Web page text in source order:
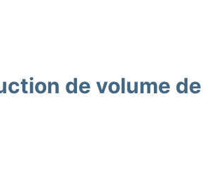
de volume de